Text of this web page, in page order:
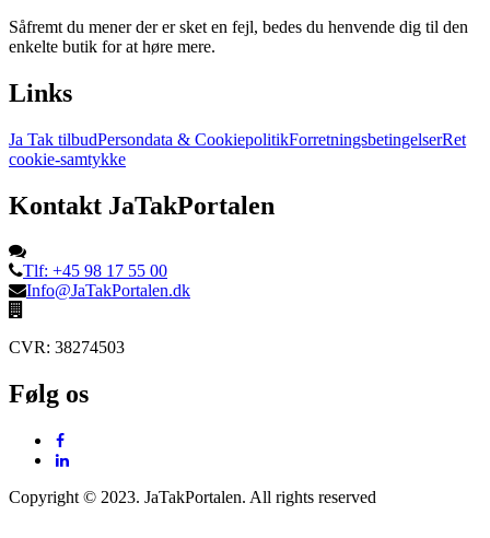
Såfremt du mener der er sket en fejl, bedes du henvende dig til den
enkelte butik for at høre mere.
Links
Ja Tak tilbudPersondata & CookiepolitikForretningsbetingelserRet
cookie-samtykke
Kontakt JaTakPortalen
Tlf: +45 98 17 55 00
Info@JaTakPortalen.dk
CVR: 38274503
Følg os
Copyright © 2023. JaTakPortalen. All rights reserved